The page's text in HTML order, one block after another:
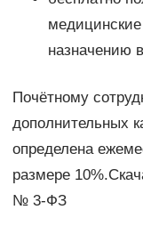
назначению
Почётному
дополнительных
определена
размере
№ 3-ФЗ